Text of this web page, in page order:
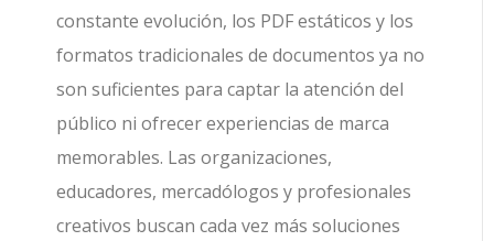
constante evolución, los PDF estáticos y los
formatos tradicionales de documentos ya no
son suficientes para captar la atención del
público ni ofrecer experiencias de marca
memorables. Las organizaciones,
educadores, mercadólogos y profesionales
creativos buscan cada vez más soluciones